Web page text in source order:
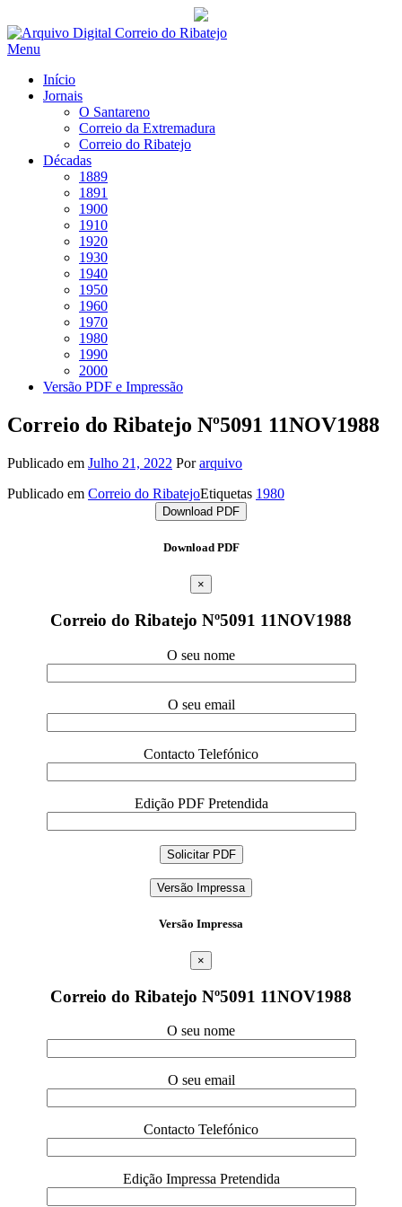
Saltar
para
Menu
Início
Jornais
O Santareno
Correio da Extremadura
Correio do Ribatejo
Décadas
1889
1891
1900
1910
1920
1930
1940
1950
1960
1970
1980
1990
2000
Versão PDF e Impressão
Correio do Ribatejo Nº5091 11NOV1988
Publicado em Julho 21, 2022 Porarquivo
Publicado em Correio do RibatejoEtiquetas 1980
Download PDF
Download PDF
×
Correio do Ribatejo Nº5091 11NOV1988
O seu nome
O seu email
Contacto Telefónico
Edição PDF Pretendida
Versão Impressa
Versão Impressa
×
Correio do Ribatejo Nº5091 11NOV1988
O seu nome
O seu email
Contacto Telefónico
Edição Impressa Pretendida